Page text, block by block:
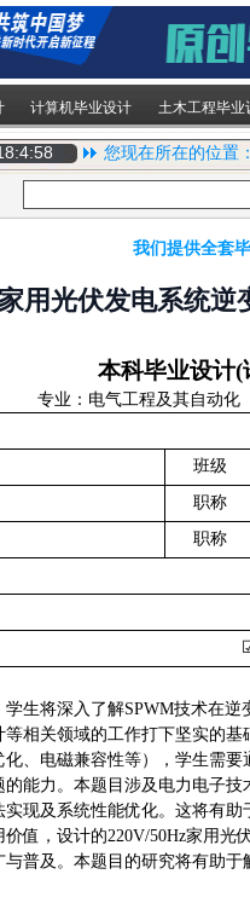
计算机毕业设计 土木工程毕业
您现在所在的位置
我们提供全套
用光伏发电系统逆
本科毕业设计(
专业： 电气工程及其自动化
班级
职称
职称
学生将深入了解SPWM技术在
相关领域的工作打下坚实的
、电磁兼容性等），学生需
能力。本题目涉及电力电子
现及系统性能优化。这将有
价值，设计的220V/50Hz家用光
普及。本题目的研究将有助